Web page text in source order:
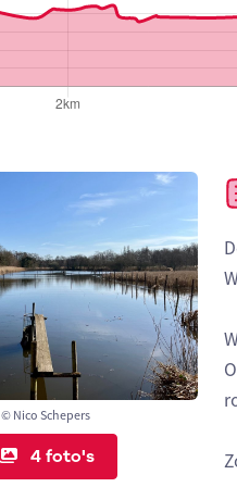
© Nico Schepers
4 foto's